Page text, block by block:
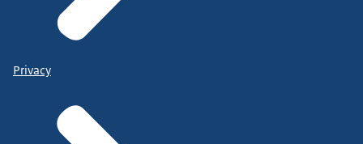
Privacy